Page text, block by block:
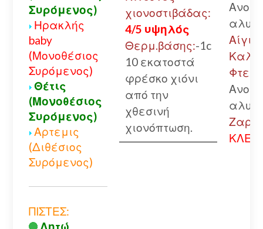
Συρόμενος)
Ηρακλής
baby
(Μονοθέσιος
Συρόμενος)
Θέτις
(Μονοθέσιος
Συρόμενος)
Αρτεμις
(Διθέσιος
Συρόμενος)
ΠΙΣΤΕΣ:
Λητώ
χιονοστιβάδας:
4/5 υψηλός
Θερμ.βάσης:-1c
10 εκατοστά
φρέσκο χιόνι
από την
χθεσινή
χιονόπτωση.